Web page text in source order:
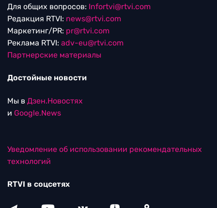
Для общих вопросов: Infortvi@rtvi.com
Редакция RTVI: news@rtvi.com
Маркетинг/PR: pr@rtvi.com
Реклама RTVI: adv-eu@rtvi.com
Партнерские материалы
Достойные новости
Мы в Дзен.Новостях
и Google.News
Уведомление об использовании рекомендательных
технологий
RTVI в соцсетях